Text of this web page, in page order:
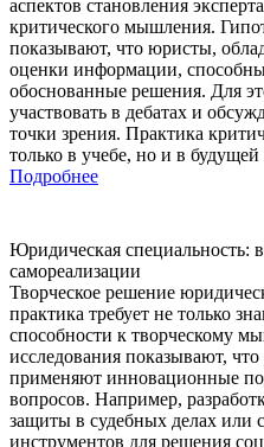
аспектов становления
критического мышления.
показывают, что юристы,
оценки информации,
обоснованные решения. Для
участвовать в дебатах и
точки зрения. Практика
только в учебе, но и в
Подробнее
Юридическая специальность:
самореализации
Творческое решение
практика требует не только
способности к творческому
исследования показывают,
применяют инновационные
вопросов. Например,
защиты в судебных делах или
инструментов для решения